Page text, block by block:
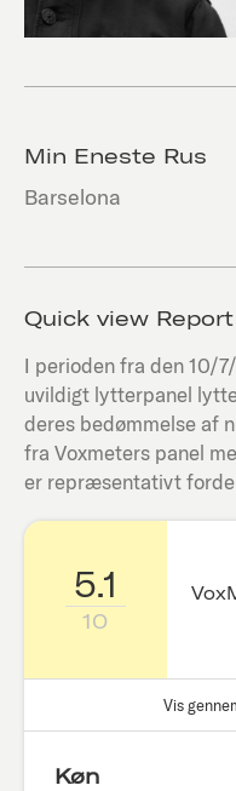
Min Eneste Rus
Barselona
Quick view Report
I perioden fra den10/
uvildigt lytterpanel
deres bedømmelse af
fra Voxmeters panel
er repræsentativt
5.1
10
Vis
Køn